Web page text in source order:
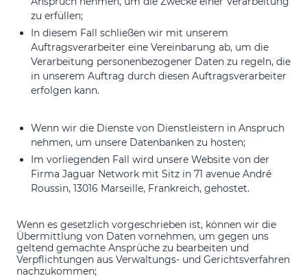
zu erfüllen;
In diesem Fall schließen wir mit unserem
Auftragsverarbeiter eine Vereinbarung ab, um die
Verarbeitung personenbezogener Daten zu regeln, die
in unserem Auftrag durch diesen Auftragsverarbeiter
erfolgen kann.
Wenn wir die Dienste von Dienstleistern in Anspruch
nehmen, um unsere Datenbanken zu hosten;
Im vorliegenden Fall wird unsere Website von der
Firma Jaguar Network mit Sitz in 71 avenue André
Roussin, 13016 Marseille, Frankreich, gehostet.
Wenn es gesetzlich vorgeschrieben ist, können wir die
Übermittlung von Daten vornehmen, um gegen uns
geltend gemachte Ansprüche zu bearbeiten und
Verpflichtungen aus Verwaltungs- und Gerichtsverfahren
nachzukommen;